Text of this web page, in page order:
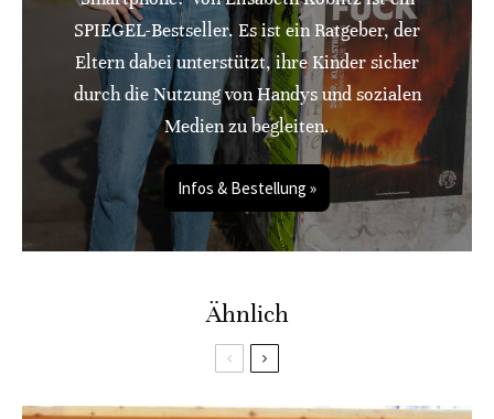
SPIEGEL-Bestseller. Es ist ein Ratgeber, der
Eltern dabei unterstützt, ihre Kinder sicher
durch die Nutzung von Handys und sozialen
Medien zu begleiten.
Infos & Bestellung »
Ähnlich